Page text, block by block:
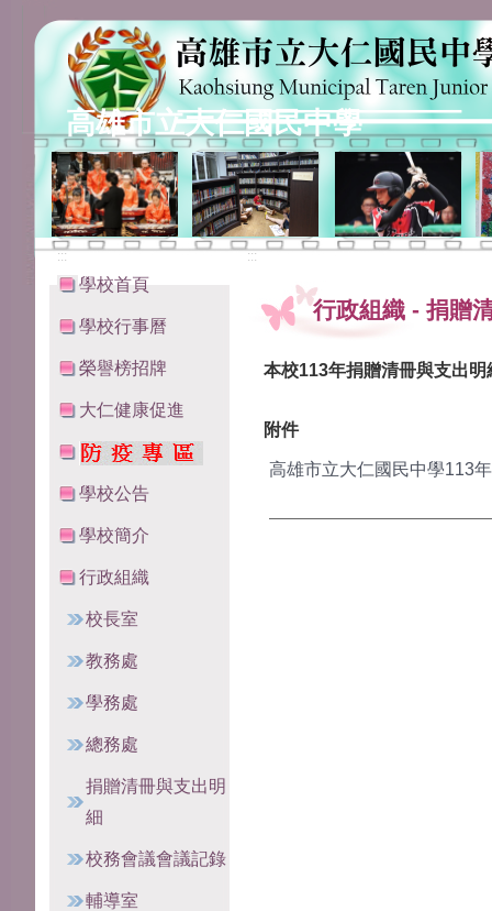
高雄市立大仁國民中學
:::
學校首頁
學校行事曆
榮譽榜招牌
大仁健康促進
學校公告
學校簡介
行政組織
校長室
教務處
學務處
總務處
捐贈清冊與支出明
細
校務會議會議記錄
輔導室
:::
行政組織 - 捐贈
本校113年捐贈清冊與支出明
附件
高雄市立大仁國民中學113